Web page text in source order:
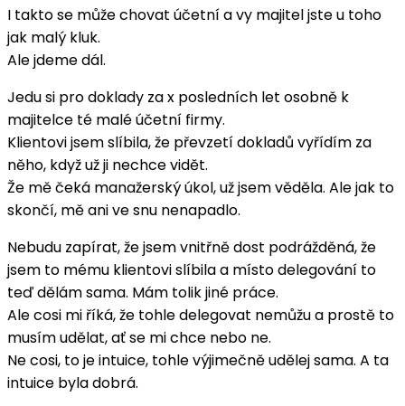
I takto se může chovat účetní a vy majitel jste u toho
jak malý kluk.
Ale jdeme dál.
Jedu si pro doklady za x posledních let osobně k
majitelce té malé účetní firmy.
Klientovi jsem slíbila, že převzetí dokladů vyřídím za
něho, když už ji nechce vidět.
Že mě čeká manažerský úkol, už jsem věděla. Ale jak to
skončí, mě ani ve snu nenapadlo.
Nebudu zapírat, že jsem vnitřně dost podrážděná, že
jsem to mému klientovi slíbila a místo delegování to
teď dělám sama. Mám tolik jiné práce.
Ale cosi mi říká, že tohle delegovat nemůžu a prostě to
musím udělat, ať se mi chce nebo ne.
Ne cosi, to je intuice, tohle výjimečně udělej sama. A ta
intuice byla dobrá.